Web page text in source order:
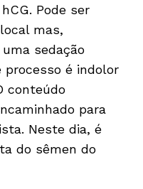
Pode ser
mas,
sedação
processo é indolor
conteúdo
para
Neste dia, é
do sêmen do